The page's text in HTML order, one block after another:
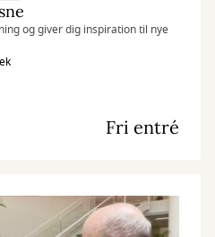
og giver dig inspiration til nye
Fri entré